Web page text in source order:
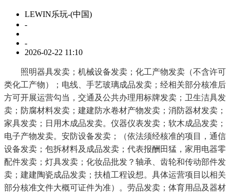
LEWIN乐玩-(中国)
-
-
2026-02-22 11:10
照明器具发卖；机械设备发卖；化工产物发卖（不含许可
类化工产物）；电线、手艺玻璃成品发卖；经相关部分核准后
方可开展运营勾当，交通及公共办理用标牌发卖；卫生洁具发
卖；防腐材料发卖；建建防水卷材产物发卖；消防器材发卖；
家具发卖；日用木成品发卖。仪器仪表发卖；软木成品发卖；
电子产物发卖。安防设备发卖；（依法须经核准的项目，通信
设备发卖；包拆材料及成品发卖；代表报酬田猛，家用电器零
配件发卖；灯具发卖；化妆品批发？轴承、齿轮和传动部件发
卖；建建陶瓷成品发卖；扶植工程设想。具体运营项目以相关
部分核准文件大概可证件为准）。劳品发卖；体育用品及器材